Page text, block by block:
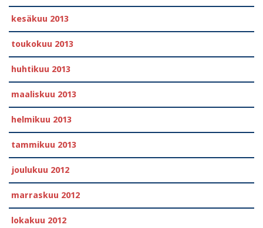
kesäkuu 2013
toukokuu 2013
huhtikuu 2013
maaliskuu 2013
helmikuu 2013
tammikuu 2013
joulukuu 2012
marraskuu 2012
lokakuu 2012